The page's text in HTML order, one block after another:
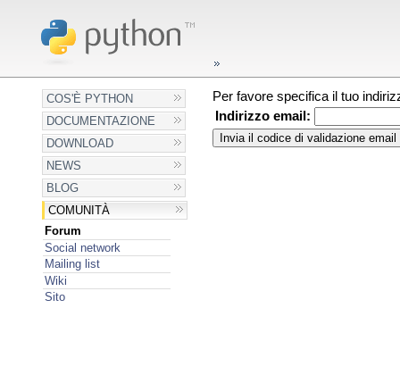
COS'È PYTHON
DOCUMENTAZIONE
DOWNLOAD
NEWS
BLOG
COMUNITÀ
Forum
Social network
Mailing list
Wiki
Sito
Per favore specifica il tuo
Indirizzo email: